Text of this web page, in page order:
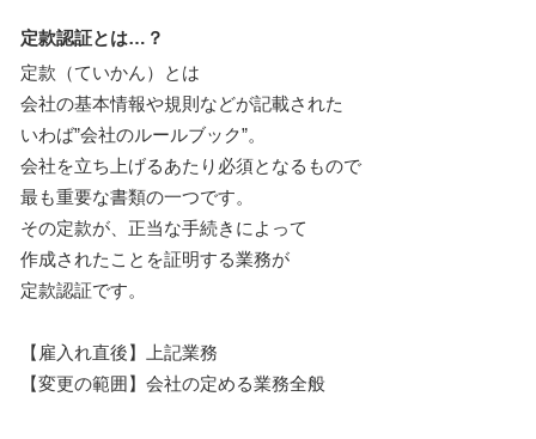
定款認証とは…？
定款（ていかん）とは
会社の基本情報や規則などが記載された
いわば”会社のルールブック”。
会社を立ち上げるあたり必須となるもので
最も重要な書類の一つです。
その定款が、正当な手続きによって
作成されたことを証明する業務が
定款認証です。
【雇入れ直後】上記業務
【変更の範囲】会社の定める業務全般